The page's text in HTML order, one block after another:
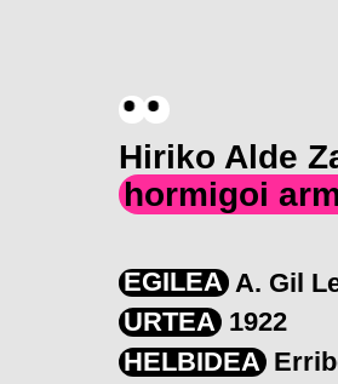
Hiriko Alde
hormigoi
EGILEAA. Gil
URTEA1922
HELBIDEA